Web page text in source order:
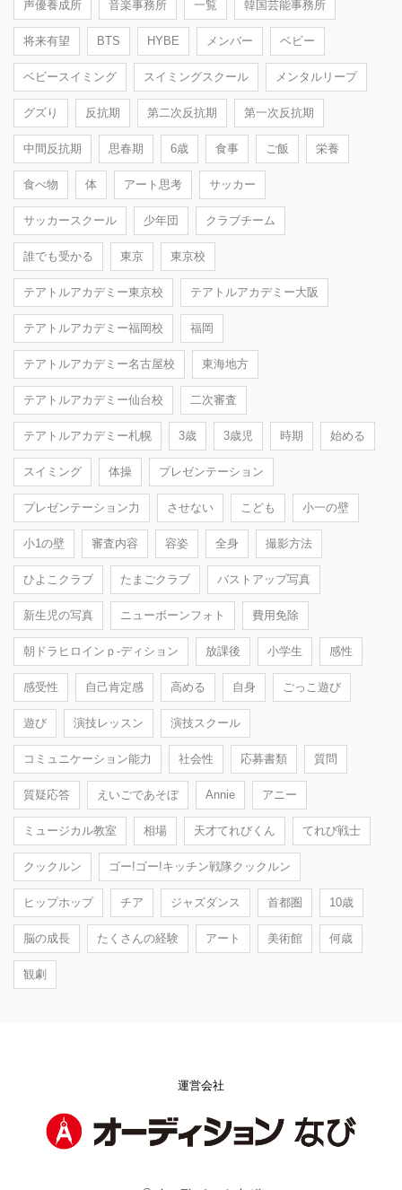
声優養成所 音楽事務所 一覧 韓国芸能事務所
将来有望 BTS HYBE メンバー ベビー
ベビースイミング スイミングスクール メンタルリープ
グズり 反抗期 第二次反抗期 第一次反抗期
中間反抗期 思春期 6歳 食事 ご飯 栄養
食べ物 体 アート思考 サッカー
サッカースクール 少年団 クラブチーム
誰でも受かる 東京 東京校
テアトルアカデミー東京校 テアトルアカデミー大阪
テアトルアカデミー福岡校 福岡
テアトルアカデミー名古屋校 東海地方
テアトルアカデミー仙台校 二次審査
テアトルアカデミー札幌 3歳 3歳児 時期 始める
スイミング 体操 プレゼンテーション
プレゼンテーション力 させない こども 小一の壁
小1の壁 審査内容 容姿 全身 撮影方法
ひよこクラブ たまごクラブ バストアップ写真
新生児の写真 ニューボーンフォト 費用免除
朝ドラヒロインｐ-ディション 放課後 小学生 感性
感受性 自己肯定感 高める 自身 ごっこ遊び
遊び 演技レッスン 演技スクール
コミュニケーション能力 社会性 応募書類 質問
質疑応答 えいごであそぼ Annie アニー
ミュージカル教室 相場 天才てれびくん てれび戦士
クックルン ゴー!ゴー!キッチン戦隊クックルン
ヒップホップ チア ジャズダンス 首都圏 10歳
脳の成長 たくさんの経験 アート 美術館 何歳
観劇
運営会社